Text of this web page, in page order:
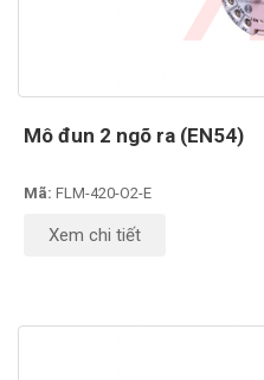
Mô đun 2 ngõ ra (EN54)
Mã: FLM-420-O2-E
Xem chi tiết